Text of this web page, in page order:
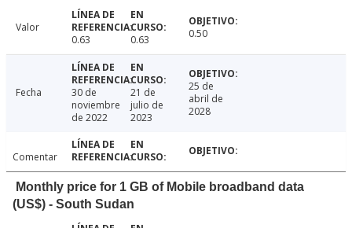
Valor
0.63
0.63 0.50
Fecha
30 de
noviembre
de 2022
21 de
julio de
2023
25 de
abril de
2028
Comentar
Monthly price for 1 GB of Mobile broadband data
(US$) - South Sudan